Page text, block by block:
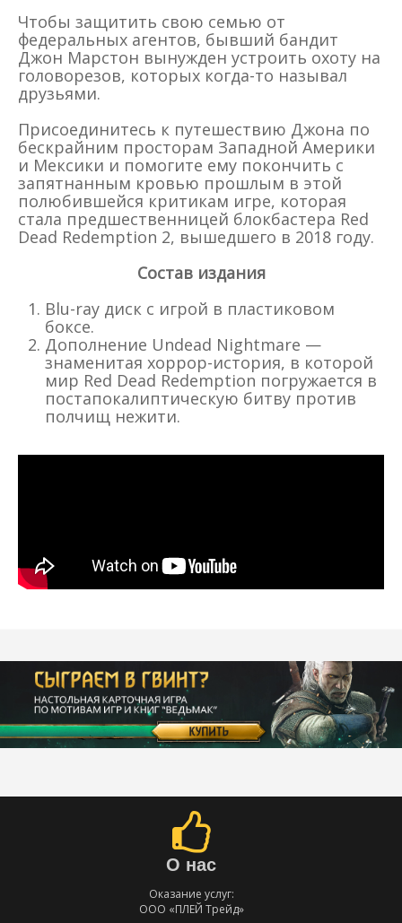
Чтобы защитить свою семью от
федеральных агентов, бывший бандит
Джон Марстон вынужден устроить охоту на
головорезов, которых когда-то называл
друзьями.
Присоединитесь к путешествию Джона по
бескрайним просторам Западной Америки
и Мексики и помогите ему покончить с
запятнанным кровью прошлым в этой
полюбившейся критикам игре, которая
стала предшественницей блокбастера Red
Dead Redemption 2, вышедшего в 2018 году.
Состав издания
Blu-ray диск с игрой в пластиковом
боксе.
Дополнение Undead Nightmare —
знаменитая хоррор-история, в которой
мир Red Dead Redemption погружается в
постапокалиптическую битву против
полчищ нежити.
О нас
Оказание услуг:
ООО «ПЛЕЙ Трейд»